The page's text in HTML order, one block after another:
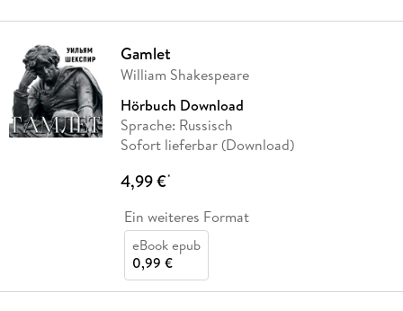
Gamlet
William Shakespeare
Hörbuch Download
Sprache: Russisch
Sofort lieferbar (Download)
4,99 €*
Ein weiteres Format
eBook epub
0,99 €